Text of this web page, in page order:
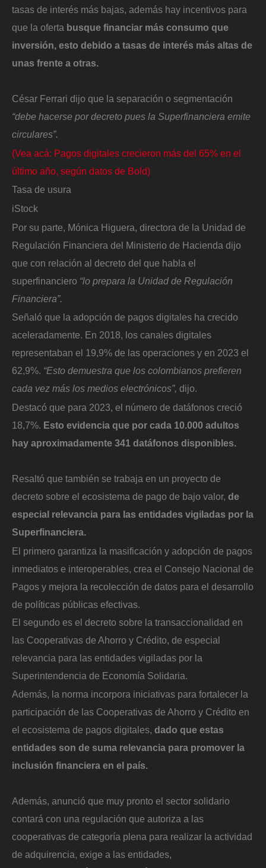
tasas de interés más bajas, además hay incentivos para
que la oferta busque financiar más consumo que
inversión, esto debido a tasas de interés más altas de
unas frente a otras.
César Ferrari dijo que la separación o segmentación
“debe hacerse por decreto pues la Superfinanciera emite
circulares”.
(Vea acá: Pagos digitales crecieron más del 65% en el
último año, según datos de Bold)
Tasa de usura
iStock
Por su parte, Mónica Higuera, directora de la Unidad de
Regulación Financiera del Ministerio de Hacienda dijo
que con relación al decreto del que habla el
superfinanciero “lo prepara la Unidad de Regulación
Financiera”.
Señaló que la adopción de pagos digitales ha crecido
aceleradamente. En 2018, los canales digitales
representaban el 19,9% de las operaciones y en 2023 el
62,9%. “Esto demuestra que los colombianos prefieren
cada vez más los medios electrónicos”, dijo.
Destacó que para 2023, el número de datáfonos creció
18,7%. Esto evidencia que por cada 10.000 adultos
hay aproximadamente 341 datáfonos disponibles.
Resaltó que también se trabaja en un proyecto de
decreto sobre el ecosistema de pago de bajo valor, de
especial relevancia para las entidades vigiladas por la
Superfinanciera.
El primero garantiza la masificación y adopción de pagos
inmediatos e interoperables, crea el Consejo Nacional de
Pagos y mejora la recolección de datos para el desarrollo
de políticas públicas efectivas.
El segundo es el decreto sobre la transaccionalidad en
las Cooperativas de Ahorro y Crédito, de especial
relevancia para las entidades vigiladas por la
Superintendencia de Economía Solidaria.
Además, la norma incorpora iniciativas para fortalecer la
participación de las Cooperativas de Ahorro y Crédito en
el ecosistema de pagos digitales, dado que estas
entidades son de suma relevancia para promover la
inclusión financiera en el país.
Además, anunció que muy pronto el sector solidario
contará con una regulación que autoriza a las
cooperativas de categoría plena para realizar la actividad
de adquirencia, exige a las entidades,